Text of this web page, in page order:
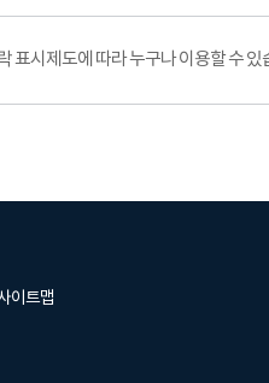
표시제도에 따라 누구나 이용할 수 있
이트맵